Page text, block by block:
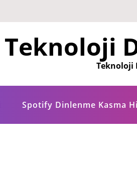
Teknoloji
Teknoloji
Spotify Dinlenme Kasma